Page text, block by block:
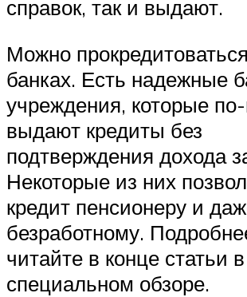
справок, так и выдают.
Можно
банках. Есть надежные
учреждения, которые
выдают кредиты без
подтверждения дохода
Некоторые из них
кредит пенсионеру и
безработному.
читайте в конце статьи в
специальном обзоре.